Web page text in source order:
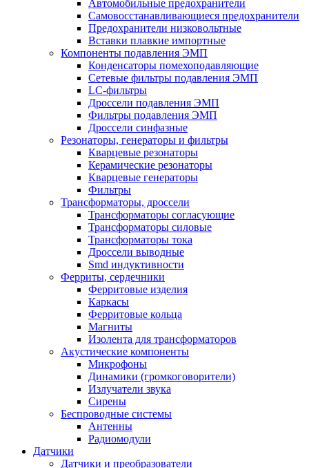
Автомобильные предохранители
Самовосстанавливающиеся предохранители
Предохранители низковольтные
Вставки плавкие импортные
Компоненты подавления ЭМП
Конденсаторы помехоподавляющие
Сетевые фильтры подавления ЭМП
LC-фильтры
Дроссели подавления ЭМП
Фильтры подавления ЭМП
Дроссели синфазные
Резонаторы, генераторы и фильтры
Кварцевые резонаторы
Керамические резонаторы
Кварцевые генераторы
Фильтры
Трансформаторы, дроссели
Трансформаторы согласующие
Трансформаторы силовые
Трансформаторы тока
Дроссели выводные
Smd индуктивности
Ферриты, сердечники
Ферритовые изделия
Каркасы
Ферритовые кольца
Магниты
Изолента для трансформаторов
Акустические компоненты
Микрофоны
Динамики (громкоговорители)
Излучатели звука
Сирены
Беспроводные системы
Антенны
Радиомодули
Датчики
Датчики и преобразователи